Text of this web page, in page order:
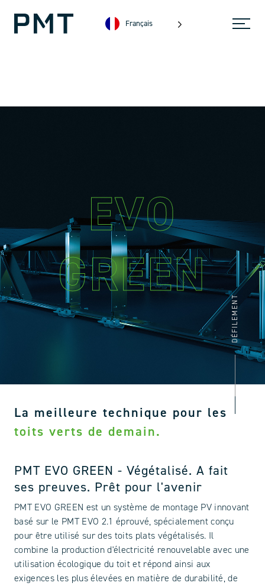
Français
La meilleure technique pour les
toits verts de demain.
PMT EVO GREEN - Végétalisé. A fait
ses preuves. Prêt pour l'avenir
PMT EVO GREEN est un système de montage PV innovant
basé sur le PMT EVO 2.1 éprouvé, spécialement conçu
pour être utilisé sur des toits plats végétalisés. Il
combine la production d'électricité renouvelable avec une
utilisation écologique du toit et répond ainsi aux
exigences les plus élevées en matière de durabilité, de
DÉFILEMENT
EVO
GREEN